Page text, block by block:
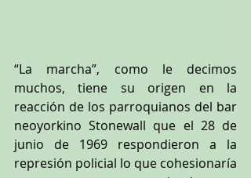
“La marcha”, como le decimos
muchos, tiene su origen en la
reacción de los parroquianos del bar
neoyorkino Stonewall que el 28 de
junio de 1969 respondieron a la
represión policial lo que cohesionaría